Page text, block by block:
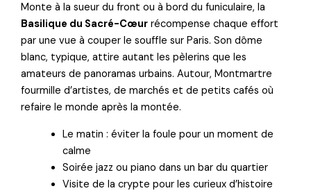
Monte à la sueur du front ou à bord du funiculaire, la
Basilique du Sacré-Cœur récompense chaque effort
par une vue à couper le souffle sur Paris. Son dôme
blanc, typique, attire autant les pèlerins que les
amateurs de panoramas urbains. Autour, Montmartre
fourmille d’artistes, de marchés et de petits cafés où
refaire le monde après la montée.
Le matin : éviter la foule pour un moment de
calme
Soirée jazz ou piano dans un bar du quartier
Visite de la crypte pour les curieux d’histoire